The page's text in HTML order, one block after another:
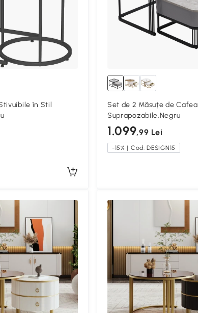
Set de 2 Măsuțe de Cafea
Suprapozabile,Negru
1.099,99 Lei
-15% | Cod: DESIGN15